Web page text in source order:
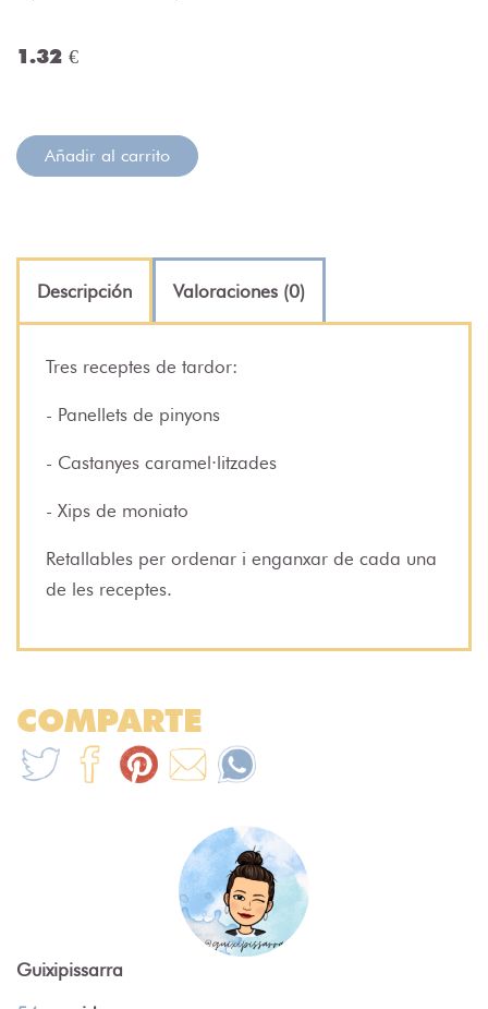
1.32 €
Añadir al carrito
Descripción Valoraciones (0)
Tres receptes de tardor:
- Panellets de pinyons
- Castanyes caramel·litzades
- Xips de moniato
Retallables per ordenar i enganxar de cada una
de les receptes.
COMPARTE
Guixipissarra